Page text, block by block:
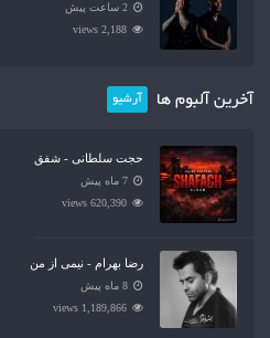
2 ساعت پیش
2,188 views
آخرین آلبوم ها آرشیو
حجت سلطانی - شفق
7 ماه پیش
620,390 views
رضا بهرام - نیمی از من
8 ماه پیش
1,189,866 views